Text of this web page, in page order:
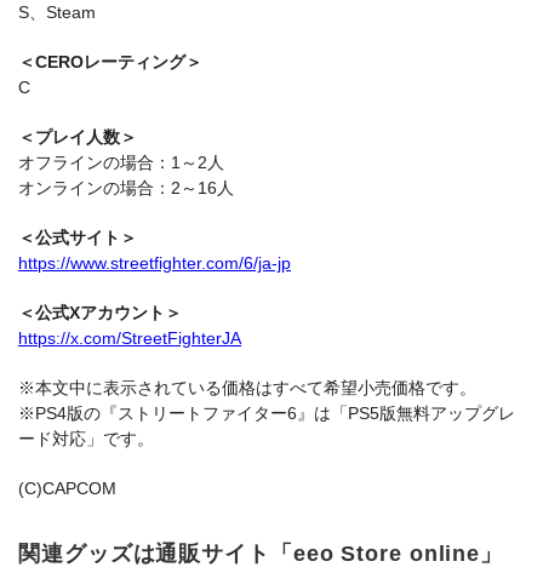
S、Steam
＜CEROレーティング＞
C
＜プレイ人数＞
オフラインの場合：1～2人
オンラインの場合：2～16人
＜公式サイト＞
https://www.streetfighter.com/6/ja-jp
＜公式Xアカウント＞
https://x.com/StreetFighterJA
※本文中に表示されている価格はすべて希望小売価格です。
※PS4版の『ストリートファイター6』は「PS5版無料アップグレ
ード対応」です。
(C)CAPCOM
関連グッズは通販サイト「eeo Store online」